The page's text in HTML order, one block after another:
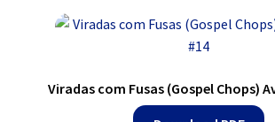
Viradas com Fusas (Gospel Chops)